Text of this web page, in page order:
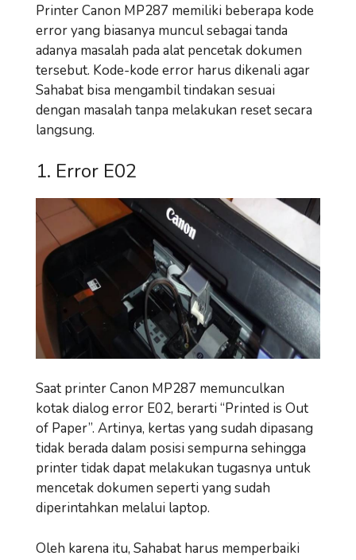
Printer Canon MP287 memiliki beberapa kode
error yang biasanya muncul sebagai tanda
adanya masalah pada alat pencetak dokumen
tersebut. Kode-kode error harus dikenali agar
Sahabat bisa mengambil tindakan sesuai
dengan masalah tanpa melakukan reset secara
langsung.
1. Error E02
Saat printer Canon MP287 memunculkan
kotak dialog error E02, berarti “Printed is Out
of Paper”. Artinya, kertas yang sudah dipasang
tidak berada dalam posisi sempurna sehingga
printer tidak dapat melakukan tugasnya untuk
mencetak dokumen seperti yang sudah
diperintahkan melalui laptop.
Oleh karena itu, Sahabat harus memperbaiki